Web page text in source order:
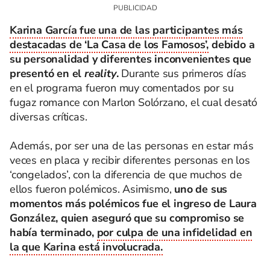
Karina García fue una de las participantes más
destacadas de ‘La Casa de los Famosos’, debido a
su personalidad y diferentes inconvenientes que
presentó en elreality.Durante sus primeros días
en el programa fueron muy comentados por su
fugaz romance con Marlon Solórzano, el cual desató
diversas críticas.
Además, por ser una de las personas en estar más
veces en placa y recibir diferentes personas en los
‘congelados’, con la diferencia de que muchos de
ellos fueron polémicos. Asimismo, uno de sus
momentos más polémicos fue el ingreso de Laura
González, quien aseguró que su compromiso se
había terminado, por culpa de una infidelidad en
la que Karina está involucrada.